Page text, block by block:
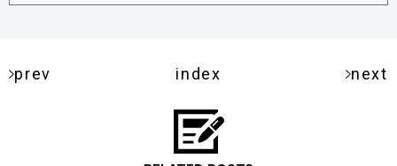
prev index next